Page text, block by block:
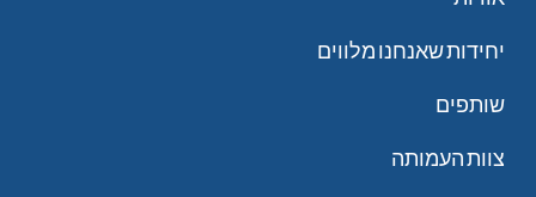
יחידות שאנחנו מלווים
שותפים
צוות העמותה